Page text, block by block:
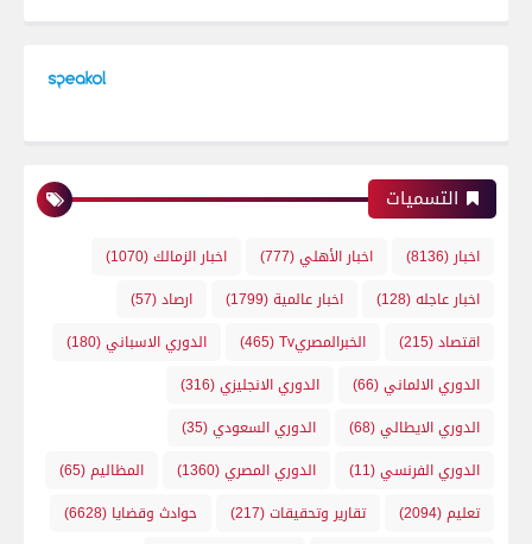
التسميات
اخبار (8136) اخبار الأهلي(777) اخبار الزمالك(1070)
اخبار عاجله(128) اخبار عالمية(1799) ارصاد(57)
اقتصاد(215) الخبرالمصريTv (465) الدوري الاسباني(180)
الدوري الالماني(66) الدوري الانجليزي(316)
الدوري الايطالي(68) الدوري السعودي(35)
الدوري الفرنسي(11) الدوري المصري(1360) المظاليم(65)
تعليم(2094) تقارير وتحقيقات(217) حوادث وقضايا (6628)